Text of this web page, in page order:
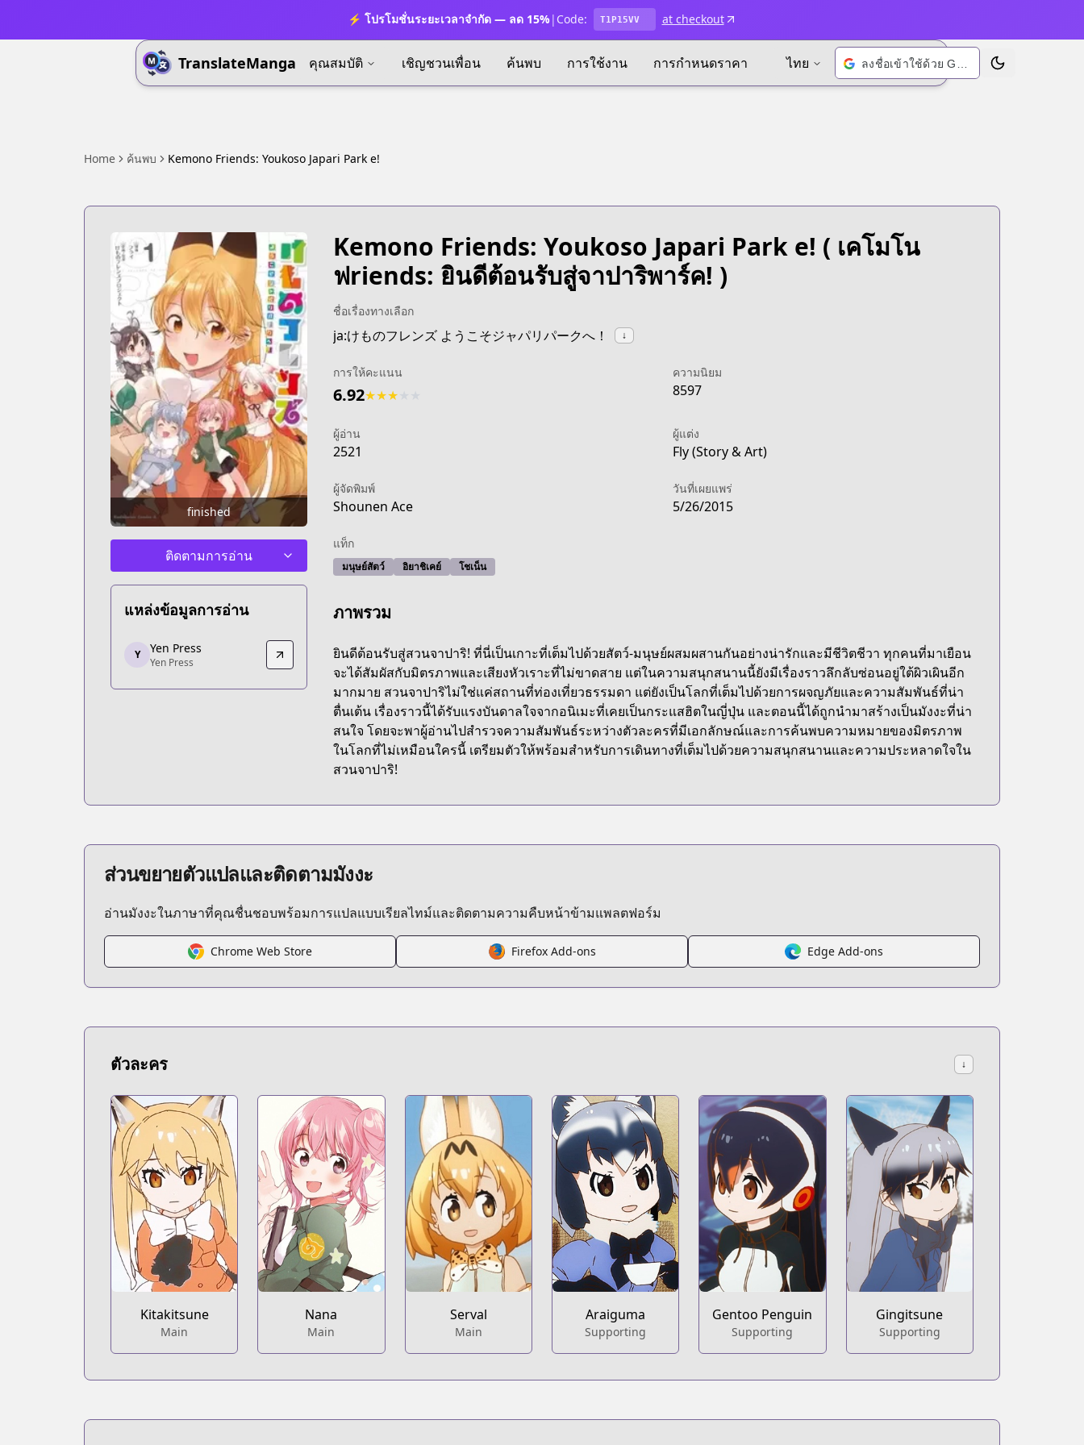
⚡ โปรโมชั่นระยะเวลาจำกัด — ลด 15%| Code: T1P15VV at checkout
TranslateManga คุณสมบัติ เชิญชวนเพื่อน ค้นพบ การใช้งาน การกำหนดราคา ไทย เปลี่ยนธีม
Home ค้นพบ Kemono Friends: Youkoso Japari Park e!
finished
ติดตามการอ่าน
แหล่งข้อมูลการอ่าน
Yen Press
Yen Press
https://yenpress.com/series/kemono-friends
Y Yen Press
Yen Press
Kemono Friends: Youkoso Japari Park e! ( เคโมโน
ฟriends: ยินดีต้อนรับสู่จาปาริพาร์ค! )
ชื่อเรื่องทางเลือก
ja:けものフレンズ ようこそジャパリパークへ！ ↓
การให้คะแนน
6.92★★★
ความนิยม
8597
ผู้อ่าน
2521
ผู้แต่ง
Fly (Story & Art)
ผู้จัดพิมพ์
Shounen Ace
วันที่เผยแพร่
5/26/2015
แท็ก
มนุษย์สัตว์ อิยาชิเคย์ โชเน็น
ภาพรวม
ยินดีต้อนรับสู่สวนจาปาริ! ที่นี่เป็นเกาะที่เต็มไปด้วยสัตว์-มนุษย์ผสมผสานกันอย่างน่ารักและมีชีวิตชีวา ทุกคนที่มาเยือน
จะได้สัมผัสกับมิตรภาพและเสียงหัวเราะที่ไม่ขาดสาย แต่ในความสนุกสนานนี้ยังมีเรื่องราวลึกลับซ่อนอยู่ใต้ผิวเผินอีก
มากมาย สวนจาปาริไม่ใช่แค่สถานที่ท่องเที่ยวธรรมดา แต่ยังเป็นโลกที่เต็มไปด้วยการผจญภัยและความสัมพันธ์ที่น่า
ตื่นเต้น เรื่องราวนี้ได้รับแรงบันดาลใจจากอนิเมะที่เคยเป็นกระแสฮิตในญี่ปุ่น และตอนนี้ได้ถูกนำมาสร้างเป็นมังงะที่น่า
สนใจ โดยจะพาผู้อ่านไปสำรวจความสัมพันธ์ระหว่างตัวละครที่มีเอกลักษณ์และการค้นพบความหมายของมิตรภาพ
ในโลกที่ไม่เหมือนใครนี้ เตรียมตัวให้พร้อมสำหรับการเดินทางที่เต็มไปด้วยความสนุกสนานและความประหลาดใจใน
สวนจาปาริ!
ส่วนขยายตัวแปลและติดตามมังงะ
อ่านมังงะในภาษาที่คุณชื่นชอบพร้อมการแปลแบบเรียลไทม์และติดตามความคืบหน้าข้ามแพลตฟอร์ม
Chrome Web Store Firefox Add-ons Edge Add-ons
ตัวละคร ↓
Kitakitsune
Main
Nana
Main
Serval
Main
Araiguma
Supporting
Gentoo Penguin
Supporting
Gingitsune
Supporting